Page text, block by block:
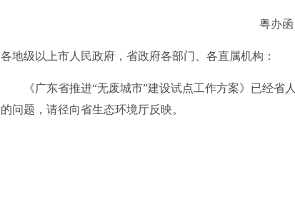
粤办函
各地级以上市人民政府，省政府各部门、各直属机构：
《广东省推进“无废城市”建设试点工作方案》已经省
的问题，请径向省生态环境厅反映。